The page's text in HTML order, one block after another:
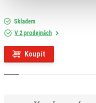
Skladem
V 2 prodejnách
Koupit